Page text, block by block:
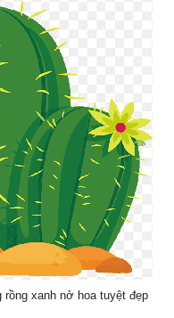
xanh nở hoa tuyệt đẹp